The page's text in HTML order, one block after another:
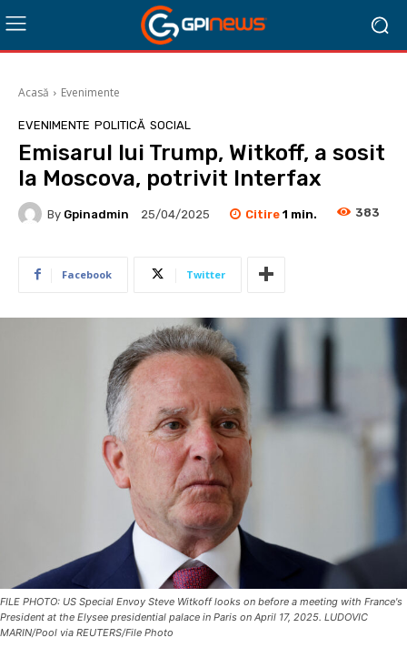
Acasă Evenimente
EVENIMENTE POLITICĂ SOCIAL
Emisarul lui Trump, Witkoff, a sosit
la Moscova, potrivit Interfax
By Gpinadmin 25/04/2025 Citire 1 min. 383
Facebook Twitter
FILE PHOTO: US Special Envoy Steve Witkoff looks on before a meeting with France's
President at the Elysee presidential palace in Paris on April 17, 2025. LUDOVIC
MARIN/Pool via REUTERS/File Photo